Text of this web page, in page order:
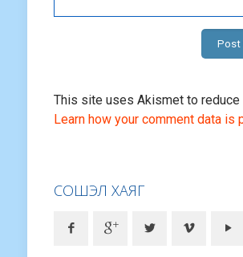
This site uses Akismet to reduce
Learn how your comment data is
СОШЭЛ ХАЯГ